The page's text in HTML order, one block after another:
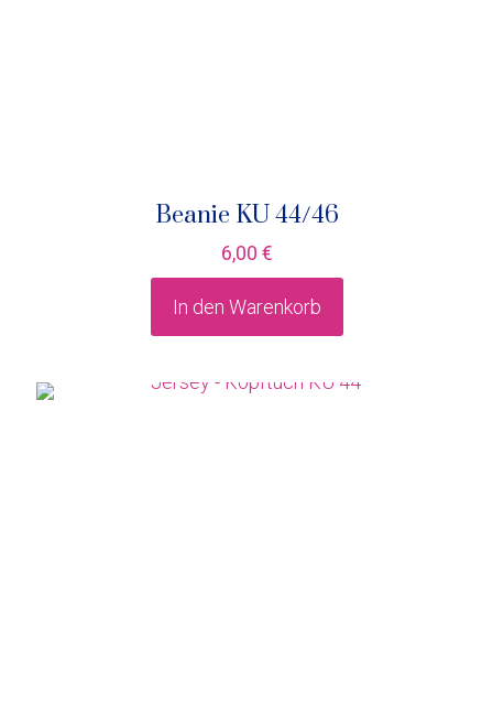
Beanie KU 44/46
6,00 €
In den Warenkorb